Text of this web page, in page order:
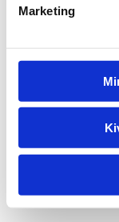
Marketing